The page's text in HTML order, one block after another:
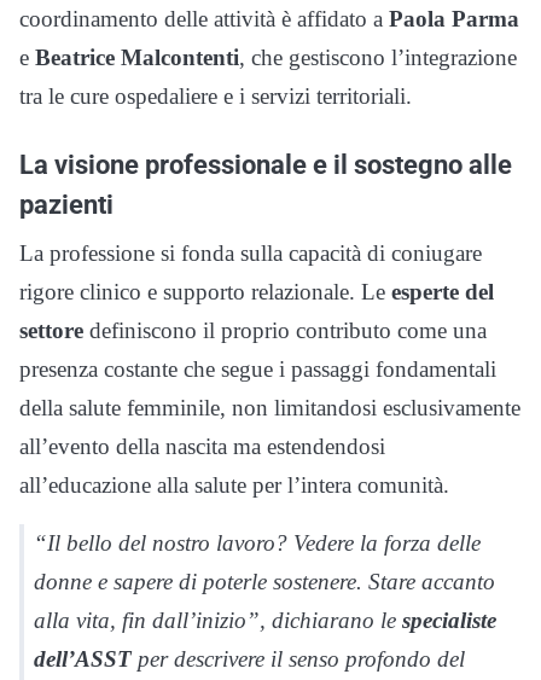
coordinamento delle attività è affidato a Paola Parma
e Beatrice Malcontenti, che gestiscono l’integrazione
tra le cure ospedaliere e i servizi territoriali.
La visione professionale e il sostegno alle
pazienti
La professione si fonda sulla capacità di coniugare
rigore clinico e supporto relazionale. Le esperte del
settore definiscono il proprio contributo come una
presenza costante che segue i passaggi fondamentali
della salute femminile, non limitandosi esclusivamente
all’evento della nascita ma estendendosi
all’educazione alla salute per l’intera comunità.
“Il bello del nostro lavoro? Vedere la forza delle
donne e sapere di poterle sostenere. Stare accanto
alla vita, fin dall’inizio”, dichiarano le specialiste
dell’ASSTper descrivere il senso profondo del